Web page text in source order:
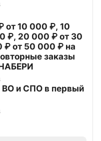
от 10 000 ₽, 10
₽, 20 000 ₽ от 30
от 50 000 ₽ на
заказы
ВО и СПО в первый